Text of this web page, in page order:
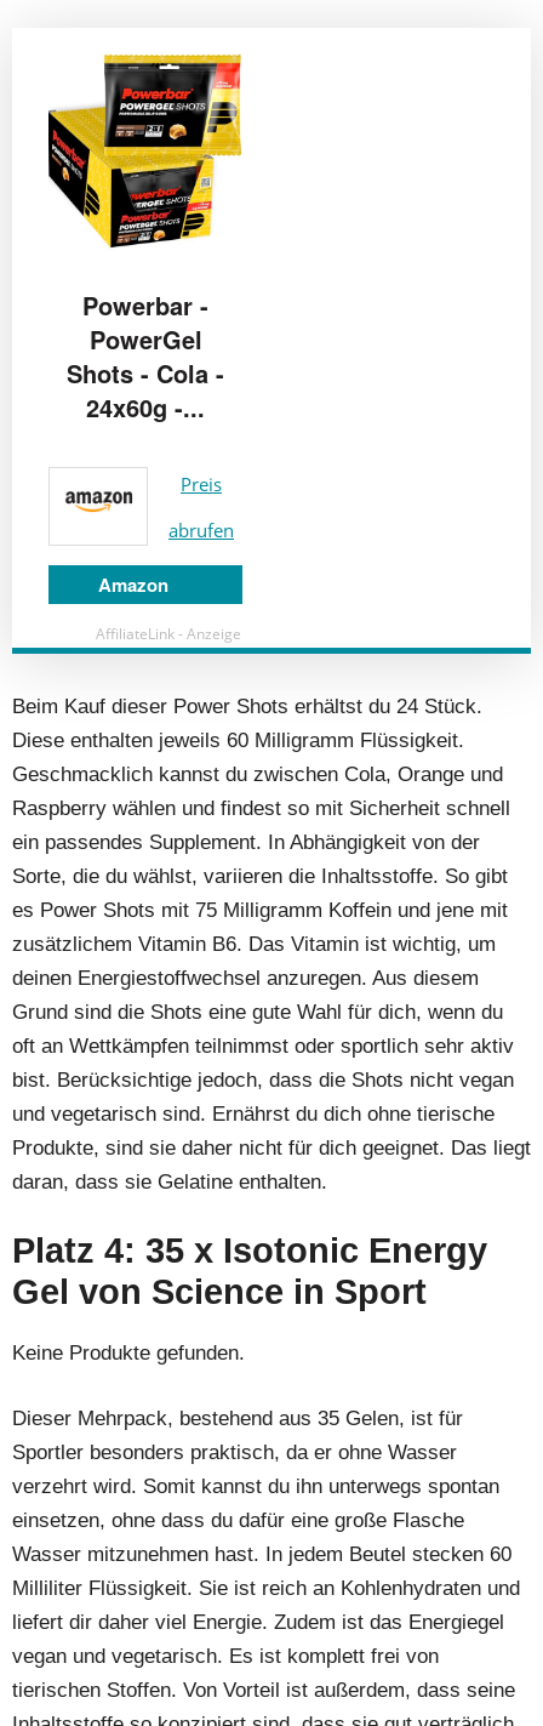
Powerbar -
PowerGel
Shots - Cola -
24x60g -...
Preis
abrufen
Amazon
AffiliateLink - Anzeige
Beim Kauf dieser Power Shots erhältst du 24 Stück.
Diese enthalten jeweils 60 Milligramm Flüssigkeit.
Geschmacklich kannst du zwischen Cola, Orange und
Raspberry wählen und findest so mit Sicherheit schnell
ein passendes Supplement. In Abhängigkeit von der
Sorte, die du wählst, variieren die Inhaltsstoffe. So gibt
es Power Shots mit 75 Milligramm Koffein und jene mit
zusätzlichem Vitamin B6. Das Vitamin ist wichtig, um
deinen Energiestoffwechsel anzuregen. Aus diesem
Grund sind die Shots eine gute Wahl für dich, wenn du
oft an Wettkämpfen teilnimmst oder sportlich sehr aktiv
bist. Berücksichtige jedoch, dass die Shots nicht vegan
und vegetarisch sind. Ernährst du dich ohne tierische
Produkte, sind sie daher nicht für dich geeignet. Das liegt
daran, dass sie Gelatine enthalten.
Platz 4: 35 x Isotonic Energy
Gel von Science in Sport
Keine Produkte gefunden.
Dieser Mehrpack, bestehend aus 35 Gelen, ist für
Sportler besonders praktisch, da er ohne Wasser
verzehrt wird. Somit kannst du ihn unterwegs spontan
einsetzen, ohne dass du dafür eine große Flasche
Wasser mitzunehmen hast. In jedem Beutel stecken 60
Milliliter Flüssigkeit. Sie ist reich an Kohlenhydraten und
liefert dir daher viel Energie. Zudem ist das Energiegel
vegan und vegetarisch. Es ist komplett frei von
tierischen Stoffen. Von Vorteil ist außerdem, dass seine